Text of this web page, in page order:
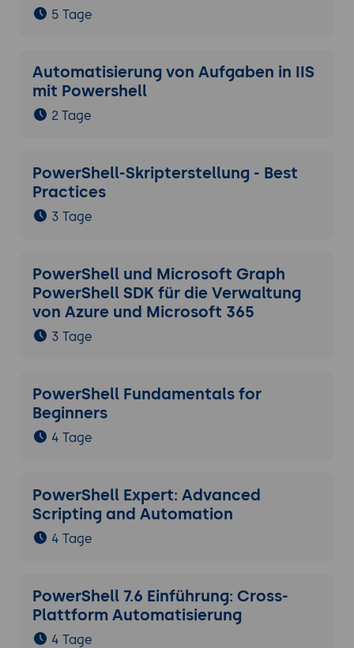
5 Tage
Automatisierung von Aufgaben in IIS
mit Powershell
2 Tage
PowerShell-Skripterstellung - Best
Practices
3 Tage
PowerShell und Microsoft Graph
PowerShell SDK für die Verwaltung
von Azure und Microsoft 365
3 Tage
PowerShell Fundamentals for
Beginners
4 Tage
PowerShell Expert: Advanced
Scripting and Automation
4 Tage
PowerShell 7.6 Einführung: Cross-
Plattform Automatisierung
4 Tage